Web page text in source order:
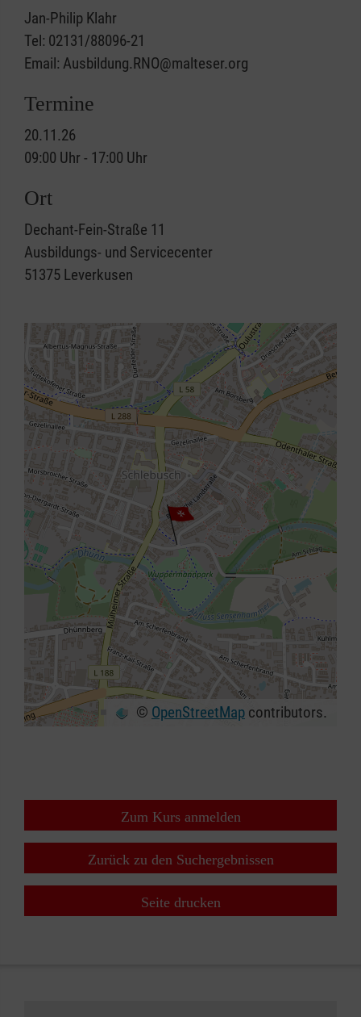
Jan-Philip Klahr
Tel: 02131/88096-21
Email: Ausbildung.RNO@malteser.org
Termine
20.11.26
09:00 Uhr - 17:00 Uhr
Ort
Dechant-Fein-Straße 11
Ausbildungs- und Servicecenter
51375 Leverkusen
© OpenStreetMap contributors.
Zum Kurs anmelden
Zurück zu den Suchergebnissen
Seite drucken